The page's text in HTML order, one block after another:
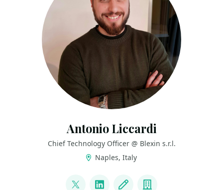
Antonio Liccardi
Chief Technology Officer @ Blexin s.r.l.
Naples, Italy